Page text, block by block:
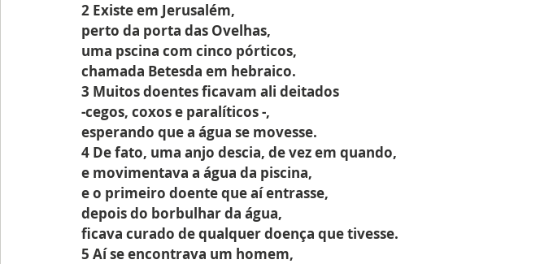
2 Existe em Jerusalém,
perto da porta das Ovelhas,
uma pscina com cinco pórticos,
chamada Betesda em hebraico.
3 Muitos doentes ficavam ali deitados
-cegos, coxos e paralíticos -,
esperando que a água se movesse.
4 De fato, uma anjo descia, de vez em quando,
e movimentava a água da piscina,
e o primeiro doente que aí entrasse,
depois do borbulhar da água,
ficava curado de qualquer doença que tivesse.
5 Aí se encontrava um homem,